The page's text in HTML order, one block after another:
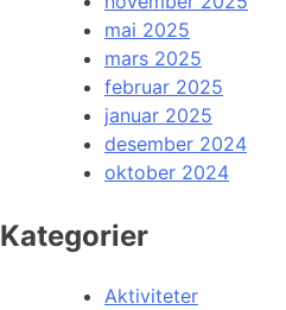
mai 2025
mars 2025
februar 2025
januar 2025
desember 2024
oktober 2024
Kategorier
Aktiviteter